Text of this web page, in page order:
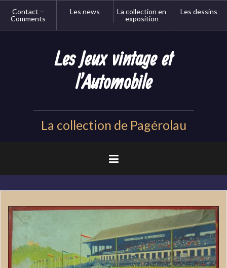
Contact –
Comments
Les news
La collection en
exposition
Les dessins
Les Jeux vintage et
l'Automobile
La collection de Pagérolau